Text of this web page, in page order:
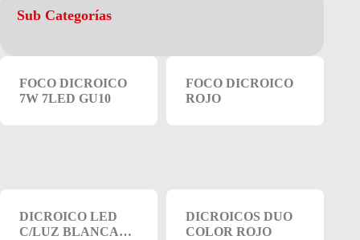
Sub Categorías
FOCO DICROICO
7W 7LED GU10
FOCO DICROICO
ROJO
DICROICO LED
C/LUZ BLANCA
DICROICOS DUO
COLOR ROJO